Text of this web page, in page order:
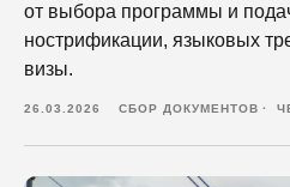
от выбора программы и
нострификации, языковых
визы.
26.03.2026 СБОР ДОКУМЕНТОВ